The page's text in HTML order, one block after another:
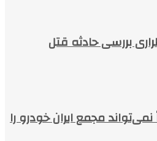
بررسی حادثه قتل
مجمع ایران خودرو را